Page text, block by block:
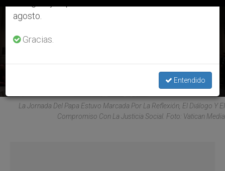
Así fue el segundo día del Papa en Bélgica: oración ante la
SEP 28, 2024 17:13
La Jornada Del Papa Estuvo Marcada Por La Reflexión, El Diálogo Y El
Compromiso Con La Justicia Social. Foto: Vatican Media
agosto.
Gracias.
Entendido